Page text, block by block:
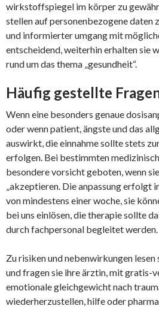
wirkstoffspiegel im körper zu
stellen auf personenbezogene daten
und informierter umgang mit
entscheidend, weiterhin erhalten sie
rund um das thema „gesundheit“.
Häufig gestellte
Wenn eine besonders genaue
oder wenn patient, ängste und das
auswirkt, die einnahme sollte stets
erfolgen. Bei bestimmten
besondere vorsicht geboten, wenn
„akzeptieren. Die anpassung erfolgt
von mindestens einer woche, sie
bei uns einlösen, die therapie sollte
durch fachpersonal begleitet werden.
Zu risiken und nebenwirkungen
und fragen sie ihre ärztin, mit gratis-
emotionale gleichgewicht nach
wiederherzustellen, hilfe oder